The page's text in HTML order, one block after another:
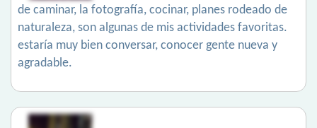
de caminar, la fotografía, cocinar, planes rodeado de
naturaleza, son algunas de mis actividades favoritas.
estaría muy bien conversar, conocer gente nueva y
agradable.